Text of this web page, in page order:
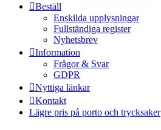
Beställ
Enskilda upplysningar
Fullständiga register
Nyhetsbrev
Information
Frågor & Svar
GDPR
Nyttiga länkar
Kontakt
Lägre pris på porto och trycksaker